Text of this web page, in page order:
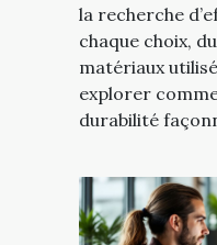
la recherche
chaque choix,
matériaux
explorer
durabilité